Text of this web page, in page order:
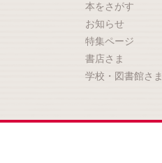
本をさがす
お知らせ
特集ページ
書店さま
学校・図書館さま